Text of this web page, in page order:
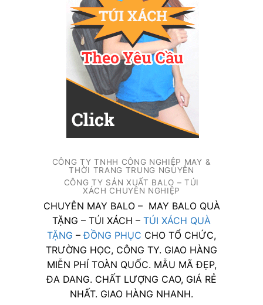
CÔNG TY TNHH CÔNG NGHIỆP MAY &
THỜI TRANG TRUNG NGUYÊN
CÔNG TY SẢN XUẤT BALO – TÚI
XÁCH CHUYÊN NGHIỆP
CHUYÊN MAY BALO – MAY BALO QUÀ
TẶNG – TÚI XÁCH – TÚI XÁCH QUÀ
TẶNG –ĐỒNG PHỤC CHO TỔ CHỨC,
TRƯỜNG HỌC, CÔNG TY. GIAO HÀNG
MIỄN PHÍ TOÀN QUỐC. MẪU MÃ ĐẸP,
ĐA DANG. CHẤT LƯỢNG CAO, GIÁ RẺ
NHẤT. GIAO HÀNG NHANH.